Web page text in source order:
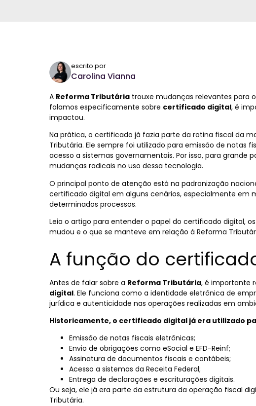
escrito por
Carolina Vianna
A Reforma Tributária trouxe mudanças relevantes para
falamos especificamente sobre certificado digital, é
impactou.
Na prática, o certificado já fazia parte da rotina fiscal da
Tributária. Ele sempre foi utilizado para emissão de notas
acesso a sistemas governamentais. Por isso, para grande
mudanças radicais no uso dessa tecnologia.
O principal ponto de atenção está na padronização
certificado digital em alguns cenários, especialmente em
determinados processos.
Leia o artigo para entender o papel do certificado digital,
mudou e o que se manteve em relação à Reforma
A função do
Antes de falar sobre a Reforma Tributária, é importante
digital. Ele funciona como a identidade eletrônica de
jurídica e autenticidade nas operações realizadas em
Historicamente, o certificado digital já era utilizado
Emissão de notas fiscais eletrônicas;
Envio de obrigações como eSocial e EFD-Reinf;
Assinatura de documentos fiscais e contábeis;
Acesso a sistemas da Receita Federal;
Entrega de declarações e escriturações digitais.
Ou seja, ele já era parte da estrutura da operação fiscal
Tributária.